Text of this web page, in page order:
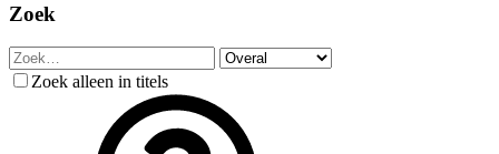
Zoek
Zoek alleen in titels